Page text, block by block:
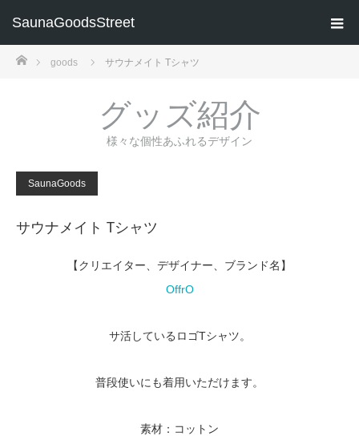
SaunaGoodsStreet
ホームgoods サウナメイト Tシャツ
グッズ紹介
様々な個性あふれるデザイン
SaunaGoods
サウナメイト Tシャツ
【クリエイター、デザイナー、ブランド名】
OffrO
サ活しているロゴTシャツ。
普段使いにも着用いただけます。
素材：コットン